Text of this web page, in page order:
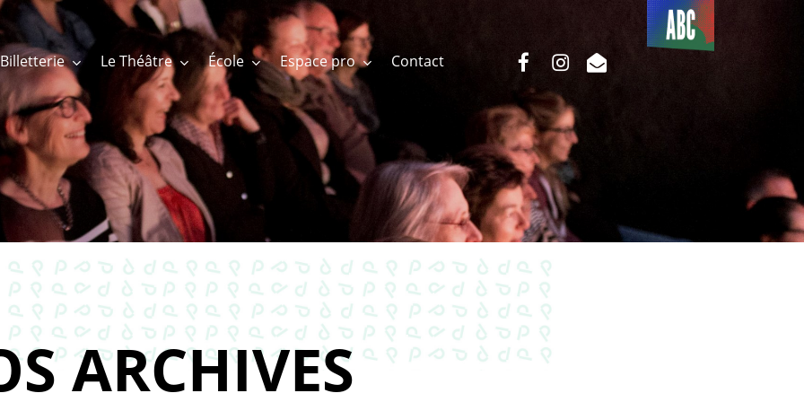
Billetterie Le Théâtre École Espace pro Contact
Du côté
de l’ABC
facebookinstagram
email
ARCHIVES